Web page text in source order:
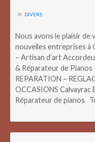
DIVERS
Nous avons le plaisir de
nouvelles entreprises à
– Artisan d’art
& Réparateur de Pianos
REPARATION –
OCCASIONS Calvayrac
Réparateur de pianos